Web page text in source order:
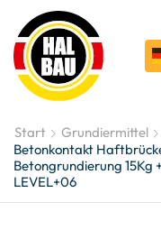
Start Grundiermittel
Betonkontakt
Betongrundierung 15Kg
LEVEL+06